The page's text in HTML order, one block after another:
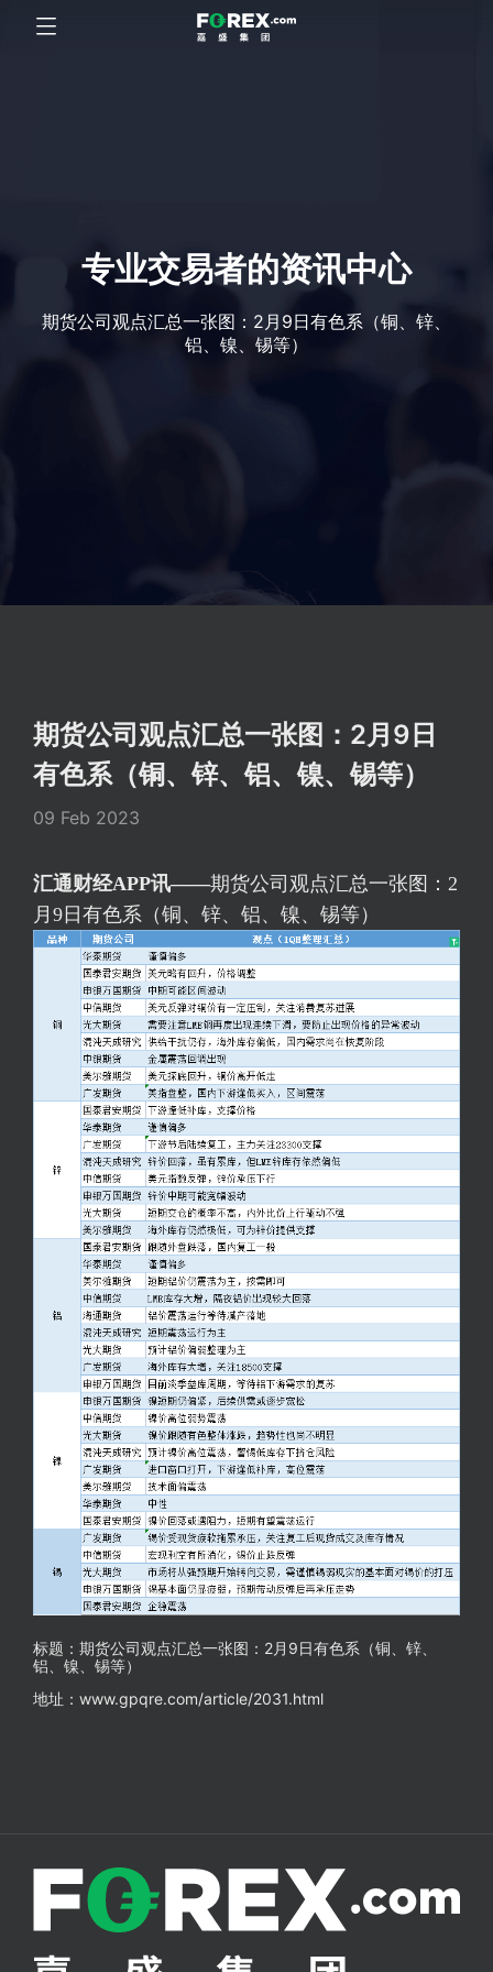
专业交易者的资讯中心
期货公司观点汇总一张图：2月9日有色系（铜、锌、
铝、镍、锡等）
期货公司观点汇总一张图：2月9日
有色系（铜、锌、铝、镍、锡等）
09 Feb 2023
汇通财经APP讯——期货公司观点汇总一张图：2
月9日有色系（铜、锌、铝、镍、锡等）
标题：期货公司观点汇总一张图：2月9日有色系（铜、锌、
铝、镍、锡等）
地址：www.gpqre.com/article/2031.html